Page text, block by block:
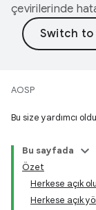
çevirilerinde
AOSP
Bu size yardımcı
Bu sayfada
Özet
Herkese açık
Herkese açık